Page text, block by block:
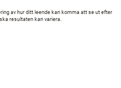
av hur ditt leende kan komma att se ut efter
resultaten kan variera.